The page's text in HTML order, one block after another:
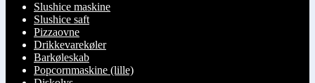
Slushice maskine
Slushice saft
Pizzaovne
Drikkevarekøler
Barkøleskab
Popcornmaskine (lille)